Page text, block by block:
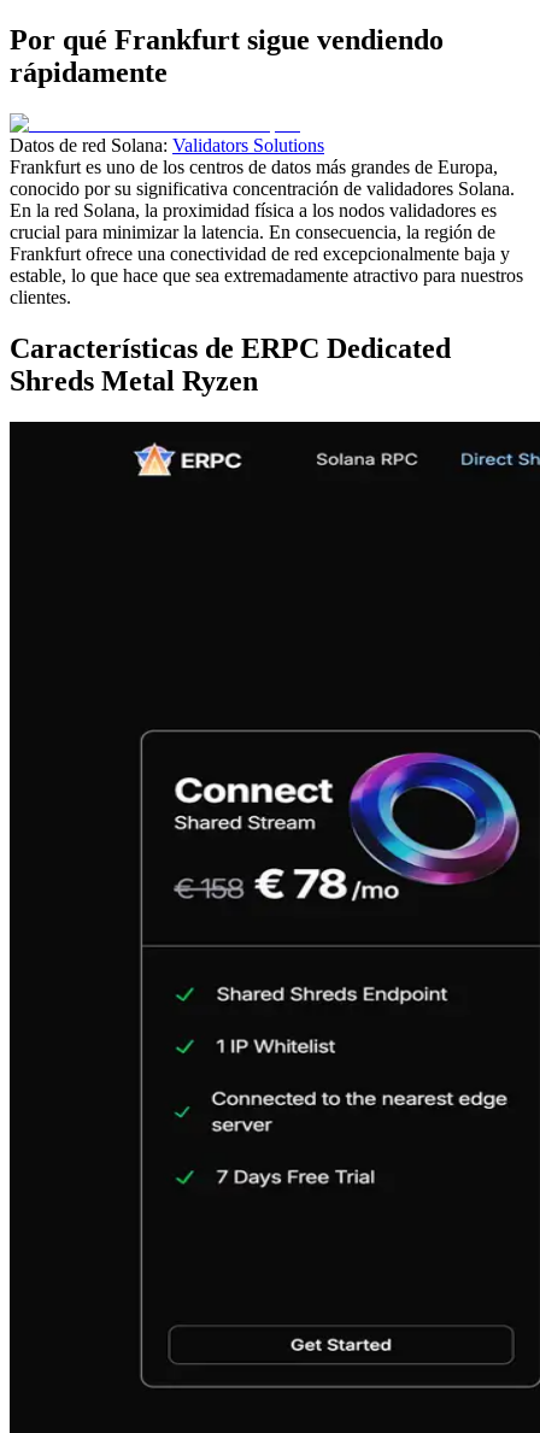
Por qué Frankfurt sigue vendiendo
rápidamente
Datos de red Solana: Validators Solutions
Frankfurt es uno de los centros de datos más grandes de Europa,
conocido por su significativa concentración de validadores Solana.
En la red Solana, la proximidad física a los nodos validadores es
crucial para minimizar la latencia. En consecuencia, la región de
Frankfurt ofrece una conectividad de red excepcionalmente baja y
estable, lo que hace que sea extremadamente atractivo para nuestros
clientes.
Características de ERPC Dedicated
Shreds Metal Ryzen